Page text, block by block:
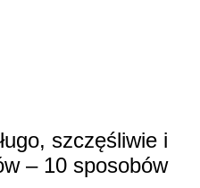
szczęśliwie i
– 10 sposobów